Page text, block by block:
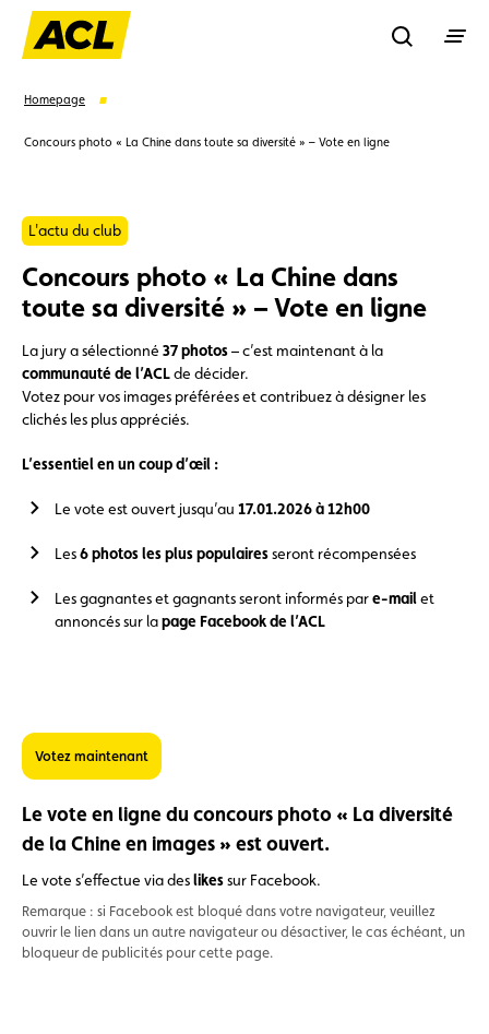
Rechercher
Suggestions
Carte membre Avantages Contrat de vente
Vignette Location
Homepage
Concours photo « La Chine dans toute sa diversité » – Vote en ligne
L'actu du club
Concours photo « La Chine dans
toute sa diversité » – Vote en ligne
La jury a sélectionné 37 photos– c’est maintenant à la
communauté de l’ACLde décider.
Votez pour vos images préférées et contribuez à désigner les
clichés les plus appréciés.
L’essentiel en un coup d’œil :
Le vote est ouvert jusqu’au 17.01.2026 à 12h00
Les6 photos les plus populairesseront récompensées
Les gagnantes et gagnants seront informés pare-mailet
annoncés sur lapage Facebook de l’ACL
Votez maintenant
Le vote en ligne du concours photo « La diversité
de la Chine en images » est ouvert.
Le vote s’effectue via deslikessur Facebook.
Remarque : si Facebook est bloqué dans votre navigateur, veuillez
ouvrir le lien dans un autre navigateur ou désactiver, le cas échéant, un
bloqueur de publicités pour cette page.